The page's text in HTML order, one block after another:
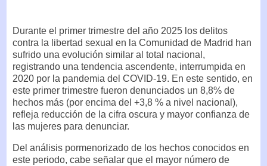
Durante el primer trimestre del año 2025 los delitos
contra la libertad sexual en la Comunidad de Madrid han
sufrido una evolución similar al total nacional,
registrando una tendencia ascendente, interrumpida en
2020 por la pandemia del COVID-19. En este sentido, en
este primer trimestre fueron denunciados un 8,8% de
hechos más (por encima del +3,8 % a nivel nacional),
refleja reducción de la cifra oscura y mayor confianza de
las mujeres para denunciar.
Del análisis pormenorizado de los hechos conocidos en
este periodo, cabe señalar que el mayor número de